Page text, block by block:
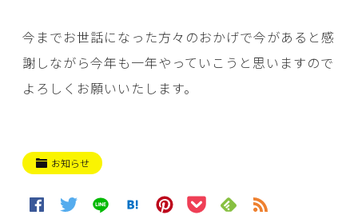
今までお世話になった方々のおかげで今があると感
謝しながら今年も一年やっていこうと思いますので
よろしくお願いいたします。
お知らせ